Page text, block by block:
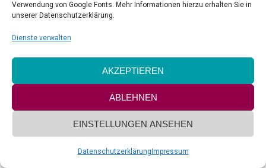
Verwendung von Google Fonts. Mehr Informationen hierzu erhalten Sie in
unserer Datenschutzerklärung.
Dienste verwalten
AKZEPTIEREN
ABLEHNEN
EINSTELLUNGEN ANSEHEN
Datenschutzerklärung Impressum
Copyright by Delight & Style UG